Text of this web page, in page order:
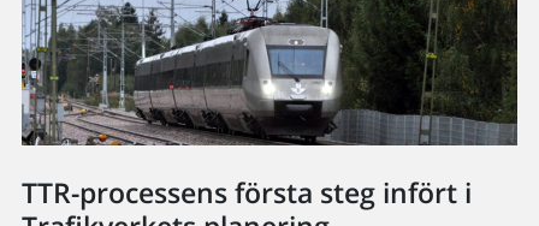
TTR-processens första steg infört i